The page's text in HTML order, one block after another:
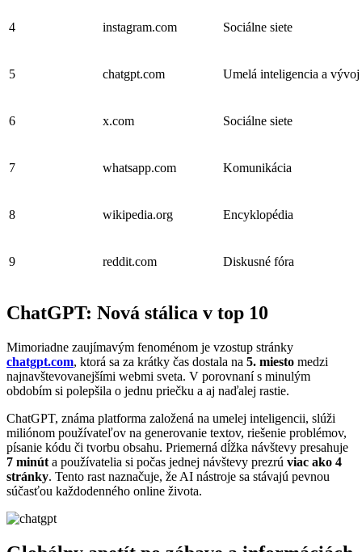
4 instagram.com Sociálne siete
5 chatgpt.com Umelá inteligencia a vývoj
6 x.com Sociálne siete
7 whatsapp.com Komunikácia
8 wikipedia.org Encyklopédia
9 reddit.com Diskusné fóra
ChatGPT: Nová stálica v top 10
Mimoriadne zaujímavým fenoménom je vzostup stránky
chatgpt.com, ktorá sa za krátky čas dostala na 5. miesto medzi
najnavštevovanejšími webmi sveta. V porovnaní s minulým
obdobím si polepšila o jednu priečku a aj naďalej rastie.
ChatGPT, známa platforma založená na umelej inteligencii, slúži
miliónom používateľov na generovanie textov, riešenie problémov,
písanie kódu či tvorbu obsahu. Priemerná dĺžka návštevy presahuje
7 minút a používatelia si počas jednej návštevy prezrú viac ako 4
stránky. Tento rast naznačuje, že AI nástroje sa stávajú pevnou
súčasťou každodenného online života.